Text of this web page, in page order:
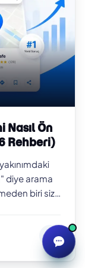
Ön
Rehberi)
diye arama
biri siz